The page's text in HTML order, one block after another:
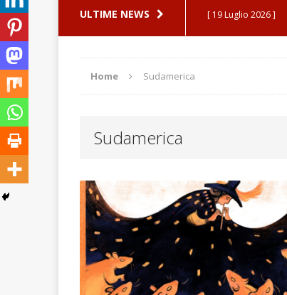
ULTIME NEWS [ 19 Luglio 2026 ]
[ 5 Luglio 2026 ]
Home Sudamerica
Sudamerica